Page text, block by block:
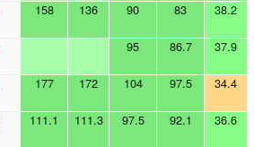
158 136 90 83 38.2
95 86.7 37.9
177 172 104 97.5 34.4
111.1 111.3 97.5 92.1 36.6